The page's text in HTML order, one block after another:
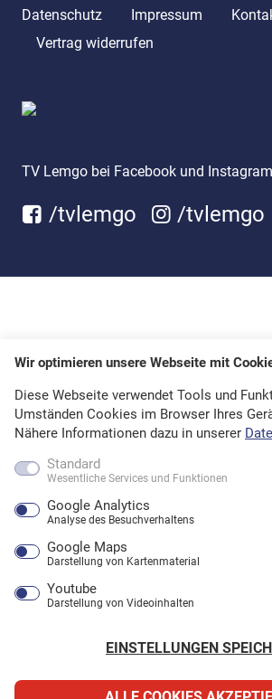
Datenschutz Impressum
Vertrag widerrufen
TV Lemgo bei Facebook und Instagram
/tvlemgo /tvlemgo
Wir optimieren unsere Webseite mit
Diese Webseite verwendet Tools und
Umständen Cookies im Browser Ihres
Nähere Informationen dazu in unserer
Standard
Wesentliche Services und Funktionen
Google Analytics
Analyse des Besuchverhaltens
Google Maps
Darstellung von Kartenmaterial
Youtube
Darstellung von Videoinhalten
EINSTELLUNGEN